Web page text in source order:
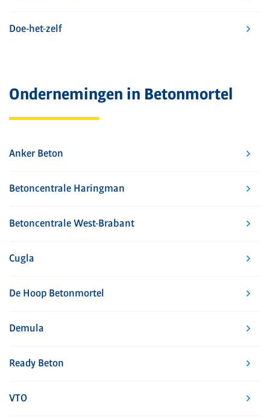
Doe-het-zelf
Ondernemingen in Betonmortel
Anker Beton
Betoncentrale Haringman
Betoncentrale West-Brabant
Cugla
De Hoop Betonmortel
Demula
Ready Beton
VTO